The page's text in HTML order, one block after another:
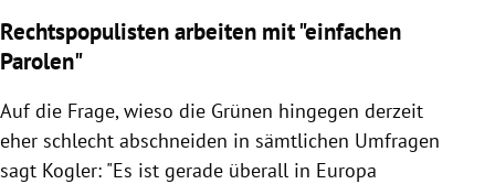
Rechtspopulisten arbeiten mit "einfachen
Parolen"
Auf die Frage, wieso die Grünen hingegen derzeit
eher schlecht abschneiden in sämtlichen Umfragen
sagt Kogler: "Es ist gerade überall in Europa